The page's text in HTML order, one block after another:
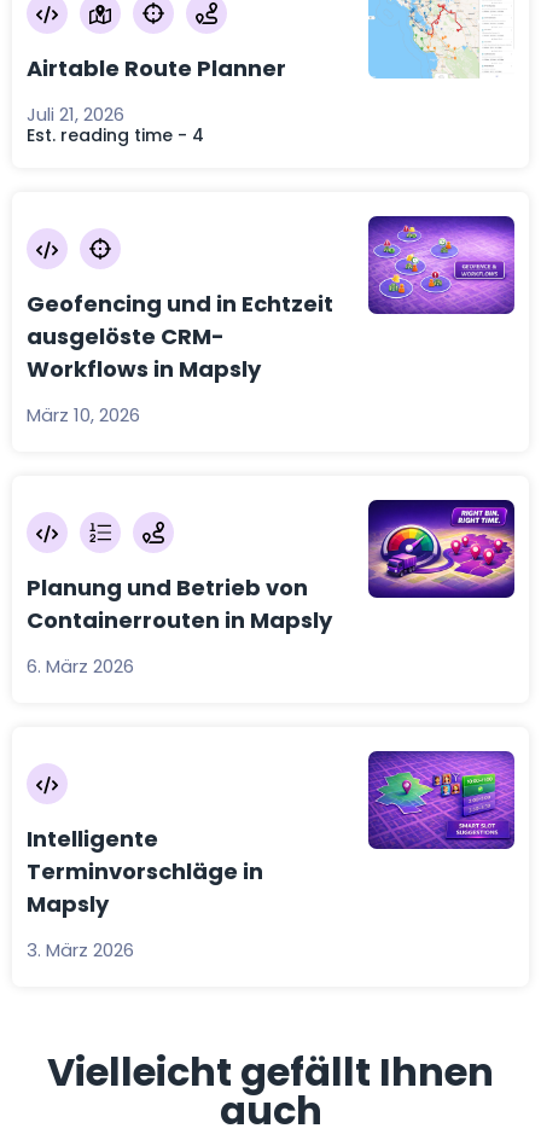
Airtable Route Planner
Juli 21, 2026
Est. reading time - 4
Geofencing und in Echtzeit
ausgelöste CRM-
Workflows in Mapsly
März 10, 2026
Planung und Betrieb von
Containerrouten in Mapsly
6. März 2026
Intelligente
Terminvorschläge in
Mapsly
3. März 2026
Vielleicht gefällt Ihnen
auch